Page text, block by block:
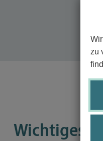
zu
Wichtiges